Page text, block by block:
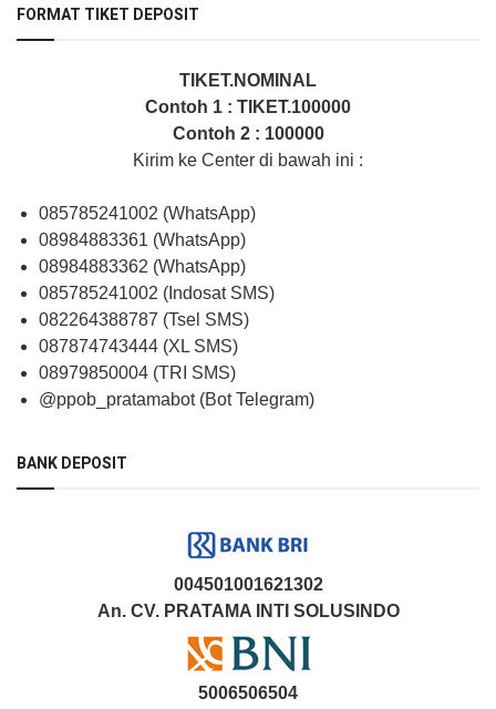
FORMAT TIKET DEPOSIT
TIKET.NOMINAL
Contoh 1 : TIKET.100000
Contoh 2 : 100000
Kirim ke Center di bawah ini :
085785241002 (WhatsApp)
08984883361 (WhatsApp)
08984883362 (WhatsApp)
085785241002 (Indosat SMS)
082264388787 (Tsel SMS)
087874743444 (XL SMS)
08979850004 (TRI SMS)
@ppob_pratamabot (Bot Telegram)
BANK DEPOSIT
004501001621302
An. CV. PRATAMA INTI SOLUSINDO
5006506504